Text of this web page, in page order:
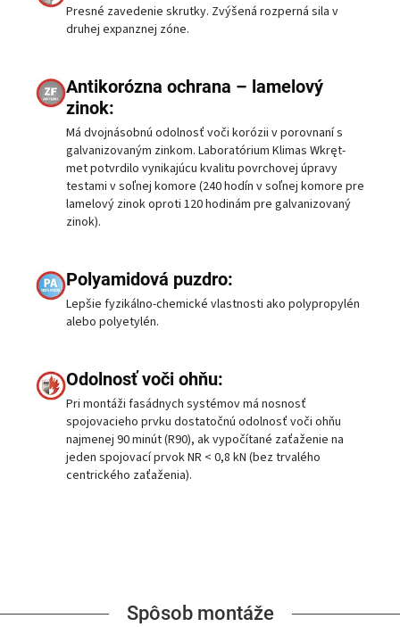
Presné zavedenie skrutky. Zvýšená rozperná sila v
druhej expanznej zóne.
Antikorózna ochrana – lamelový
zinok:
Má dvojnásobnú odolnosť voči korózii v porovnaní s
galvanizovaným zinkom. Laboratórium Klimas Wkręt-
met potvrdilo vynikajúcu kvalitu povrchovej úpravy
testami v soľnej komore (240 hodín v soľnej komore pre
lamelový zinok oproti 120 hodinám pre galvanizovaný
zinok).
Polyamidová puzdro:
Lepšie fyzikálno-chemické vlastnosti ako polypropylén
alebo polyetylén.
Odolnosť voči ohňu:
Pri montáži fasádnych systémov má nosnosť
spojovacieho prvku dostatočnú odolnosť voči ohňu
najmenej 90 minút (R90), ak vypočítané zaťaženie na
jeden spojovací prvok NR < 0,8 kN (bez trvalého
centrického zaťaženia).
Spôsob montáže